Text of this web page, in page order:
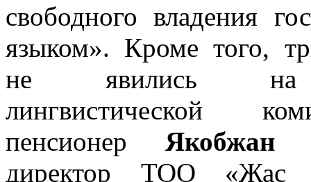
свободного владения
языком». Кроме того,
не явились на
лингвистической
пенсионер Якобжан
директор ТОО «Жас